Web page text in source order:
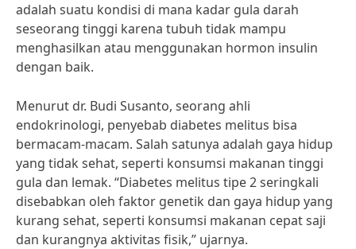
adalah suatu kondisi di mana kadar gula darah
seseorang tinggi karena tubuh tidak mampu
menghasilkan atau menggunakan hormon insulin
dengan baik.
Menurut dr. Budi Susanto, seorang ahli
endokrinologi, penyebab diabetes melitus bisa
bermacam-macam. Salah satunya adalah gaya hidup
yang tidak sehat, seperti konsumsi makanan tinggi
gula dan lemak. “Diabetes melitus tipe 2 seringkali
disebabkan oleh faktor genetik dan gaya hidup yang
kurang sehat, seperti konsumsi makanan cepat saji
dan kurangnya aktivitas fisik,” ujarnya.